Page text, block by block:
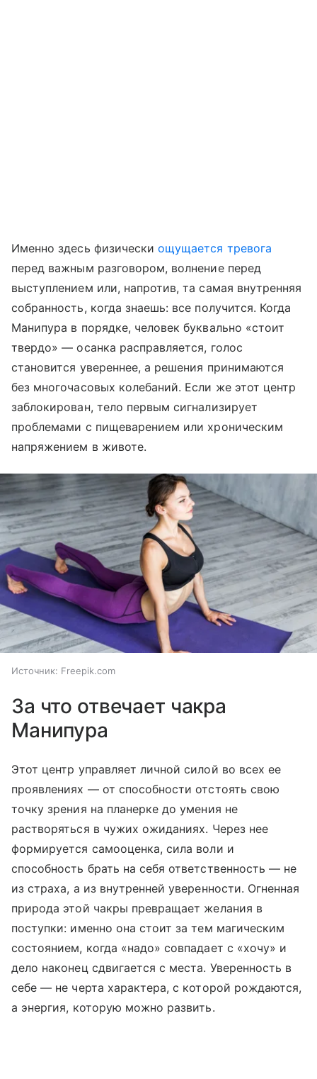
Именно здесь физически ощущается тревога
перед важным разговором, волнение перед
выступлением или, напротив, та самая внутренняя
собранность, когда знаешь: все получится. Когда
Манипура в порядке, человек буквально «стоит
твердо» — осанка расправляется, голос
становится увереннее, а решения принимаются
без многочасовых колебаний. Если же этот центр
заблокирован, тело первым сигнализирует
проблемами с пищеварением или хроническим
напряжением в животе.
Источник: Freepik.com
За что отвечает чакра
Манипура
Этот центр управляет личной силой во всех ее
проявлениях — от способности отстоять свою
точку зрения на планерке до умения не
растворяться в чужих ожиданиях. Через нее
формируется самооценка, сила воли и
способность брать на себя ответственность — не
из страха, а из внутренней уверенности. Огненная
природа этой чакры превращает желания в
поступки: именно она стоит за тем магическим
состоянием, когда «надо» совпадает с «хочу» и
дело наконец сдвигается с места. Уверенность в
себе — не черта характера, с которой рождаются,
а энергия, которую можно развить.